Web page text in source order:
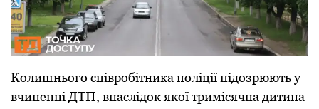
Колишнього співробітника поліції підозрюють у
вчиненні ДТП, внаслідок якої тримісячна дитина